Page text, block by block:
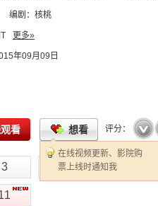
编剧： 核桃
更多»
彩映画 / 光线影业 / 上海聚游
年09月09日
看 想看
在线视频更新、影院购
票上线时通知我
评分：
☆ ☆ ☆ ☆ ☆
3 4